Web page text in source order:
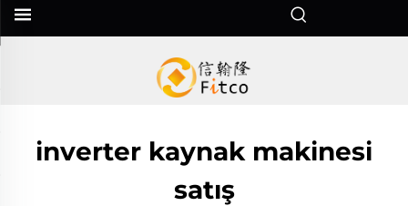
inverter kaynak makinesi
satış